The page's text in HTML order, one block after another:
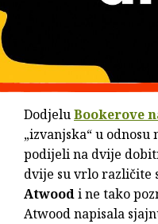
DodjeluBookerove
„izvanjska“ u
podijeli na dvije
dvije su vrlo različite
Atwoodi ne tako
Atwood napisala